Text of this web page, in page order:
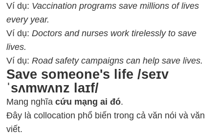
Ví dụ: Vaccination programs save millions of lives
every year.
Ví dụ:Doctors and nurses work tirelessly to save
lives.
Ví dụ:Road safety campaigns can help save lives.
Save someone's life /seɪv
ˈsʌmwʌnz laɪf/
Mang nghĩacứu mạng ai đó.
Đây là collocation phổ biến trong cả văn nói và văn
viết.